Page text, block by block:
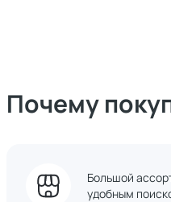
Почему
Большой
удобным